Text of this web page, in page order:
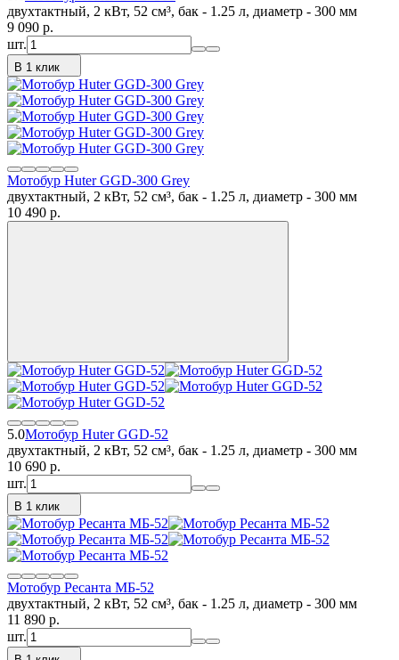
двухтактный, 2 кВт, 52 см³, бак - 1.25 л, диаметр - 300 мм
9 090 p.
шт.
В 1 клик
Мотобур Huter GGD-300 Grey
двухтактный, 2 кВт, 52 см³, бак - 1.25 л, диаметр - 300 мм
10 490 p.
5.0Мотобур Huter GGD-52
двухтактный, 2 кВт, 52 см³, бак - 1.25 л, диаметр - 300 мм
10 690 p.
шт.
В 1 клик
Мотобур Ресанта МБ-52
двухтактный, 2 кВт, 52 см³, бак - 1.25 л, диаметр - 300 мм
11 890 p.
шт.